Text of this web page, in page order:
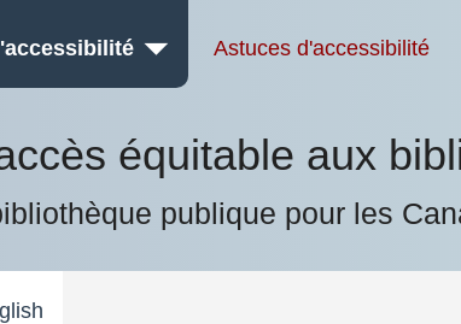
Astuces d'accessibilité
équitable aux
publique pour les